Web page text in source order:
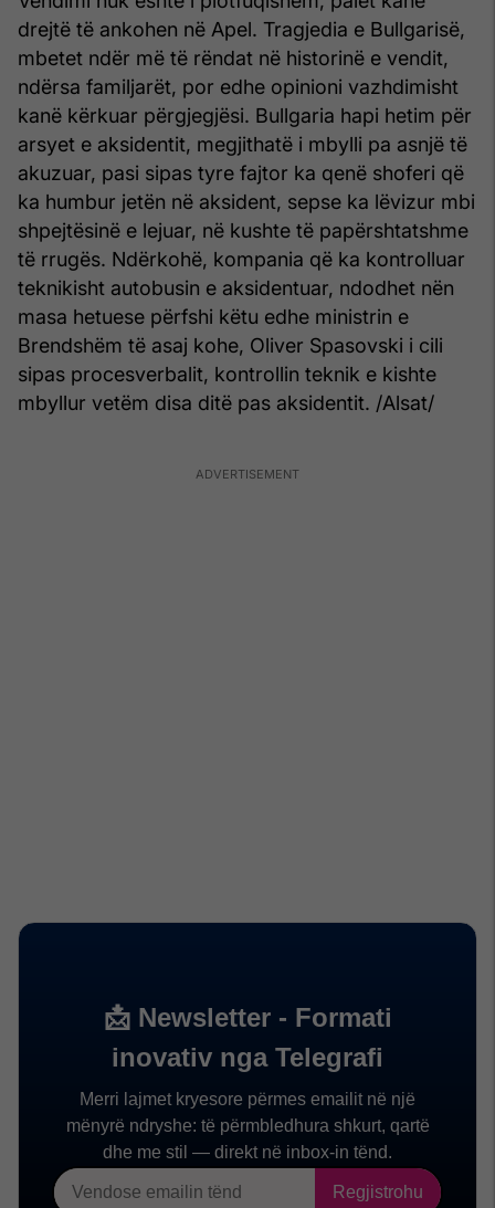
drejtë të ankohen në Apel. Tragjedia e Bullgarisë,
mbetet ndër më të rëndat në historinë e vendit,
ndërsa familjarët, por edhe opinioni vazhdimisht
kanë kërkuar përgjegjësi. Bullgaria hapi hetim për
arsyet e aksidentit, megjithatë i mbylli pa asnjë të
akuzuar, pasi sipas tyre fajtor ka qenë shoferi që
ka humbur jetën në aksident, sepse ka lëvizur mbi
shpejtësinë e lejuar, në kushte të papërshtatshme
të rrugës. Ndërkohë, kompania që ka kontrolluar
teknikisht autobusin e aksidentuar, ndodhet nën
masa hetuese përfshi këtu edhe ministrin e
Brendshëm të asaj kohe, Oliver Spasovski i cili
sipas procesverbalit, kontrollin teknik e kishte
mbyllur vetëm disa ditë pas aksidentit. /Alsat/